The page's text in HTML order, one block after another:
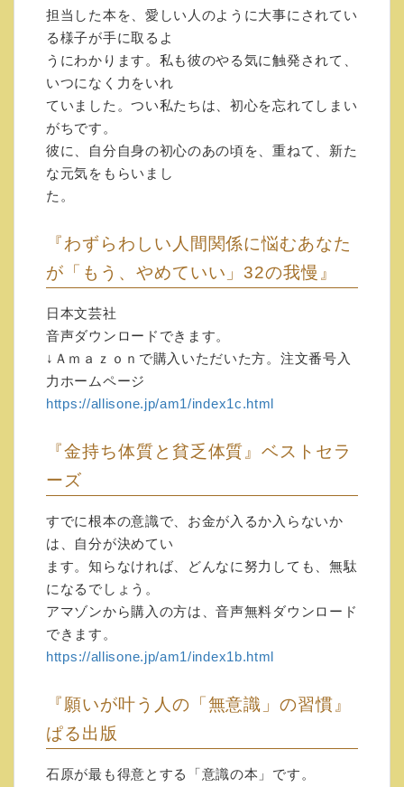
なくなる本 PHP研究所
◇やっかいな人から賢く自分を守
る技術 三笠書房 文庫本
◇心理学でわかる 女子の人間関
係・感情辞典 朝日新聞社
人」の悩みがなくなる本 イース
ト・プレス
◇ＷＥＢフォーラムを開催中で
す。
『「自分中心心理学」研究会』です。
品も提供いたします。
将来的には、ＷＥＢ上でのセミナーも企画中
です。
月に最低１回は、無料音声を提供します。
スキルアップしたい人は、料金的にお得で
す。
時には、ＣＤでは聴けない内容も聞くことが
出来ます。
質問していただければ、音声で具体的に答え
直接面談に近い効果が得られるでしょう。
https://allisone.jp/aio-jp/info/web-
kennkyuusyo/
担当した本を、愛しい人のように大事にされてい
る様子が手に取るよ
うにわかります。私も彼のやる気に触発されて、
いつになく力をいれ
ていました。つい私たちは、初心を忘れてしまい
がちです。
彼に、自分自身の初心のあの頃を、重ねて、新た
な元気をもらいまし
た。
『わずらわしい人間関係に悩むあなた
が「もう、やめていい」32の我慢』
日本文芸社
音声ダウンロードできます。
↓Ａｍａｚｏｎで購入いただいた方。注文番号入
力ホームページ
https://allisone.jp/am1/index1c.html
『金持ち体質と貧乏体質』ベストセラ
ーズ
すでに根本の意識で、お金が入るか入らないか
は、自分が決めてい
ます。知らなければ、どんなに努力しても、無駄
になるでしょう。
アマゾンから購入の方は、音声無料ダウンロード
できます。
https://allisone.jp/am1/index1b.html
『願いが叶う人の「無意識」の習慣』
ぱる出版
石原が最も得意とする「意識の本」です。